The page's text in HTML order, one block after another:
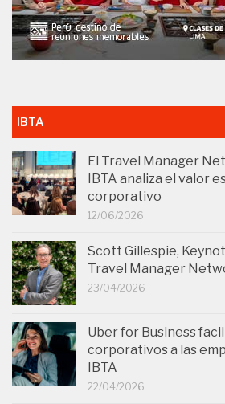
IBTA
El Travel Manager
IBTA analiza el valor
corporativo
12/06/2026
Scott Gillespie,
Travel Manager
23/04/2026
Uber for Business
corporativos a las
IBTA
22/04/2026